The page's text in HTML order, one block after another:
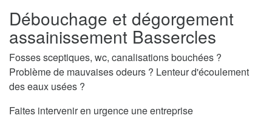
Débouchage et dégorgement
assainissement Bassercles
Fosses sceptiques, wc, canalisations bouchées ?
Problème de mauvaises odeurs ? Lenteur d'écoulement
des eaux usées ?
Faites intervenir en urgence une entreprise